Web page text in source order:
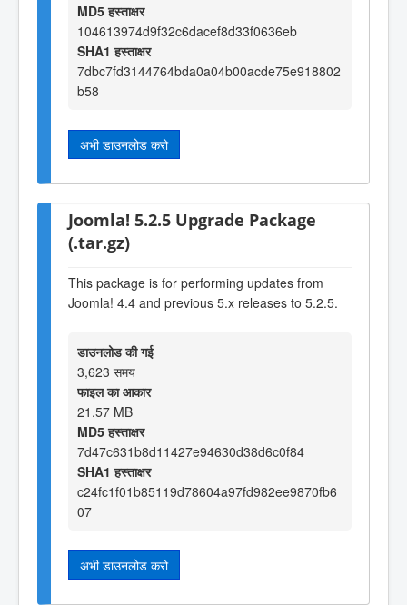
MD5 हस्ताक्षर
104613974d9f32c6dacef8d33f0636eb
SHA1 हस्ताक्षर
7dbc7fd3144764bda0a04b00acde75e918802
b58
अभी डाउनलोड करो
Joomla! 5.2.5 Upgrade Package
(.tar.gz)
This package is for performing updates from
Joomla! 4.4 and previous 5.x releases to 5.2.5.
डाउनलोड की गई
3,623 समय
फाइल का आकार
21.57 MB
MD5 हस्ताक्षर
7d47c631b8d11427e94630d38d6c0f84
SHA1 हस्ताक्षर
c24fc1f01b85119d78604a97fd982ee9870fb6
07
अभी डाउनलोड करो